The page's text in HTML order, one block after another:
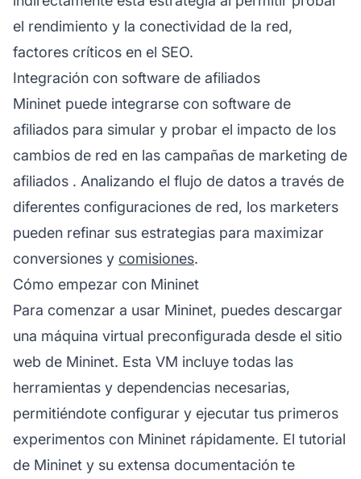
el rendimiento y la conectividad de la red,
factores críticos en el SEO.
Integración con software de afiliados
Mininet puede integrarse con software de
afiliados para simular y probar el impacto de los
cambios de red en las campañas de marketing de
afiliados . Analizando el flujo de datos a través de
diferentes configuraciones de red, los marketers
pueden refinar sus estrategias para maximizar
conversiones y comisiones.
Cómo empezar con Mininet
Para comenzar a usar Mininet, puedes descargar
una máquina virtual preconfigurada desde el sitio
web de Mininet. Esta VM incluye todas las
herramientas y dependencias necesarias,
permitiéndote configurar y ejecutar tus primeros
experimentos con Mininet rápidamente. El tutorial
de Mininet y su extensa documentación te